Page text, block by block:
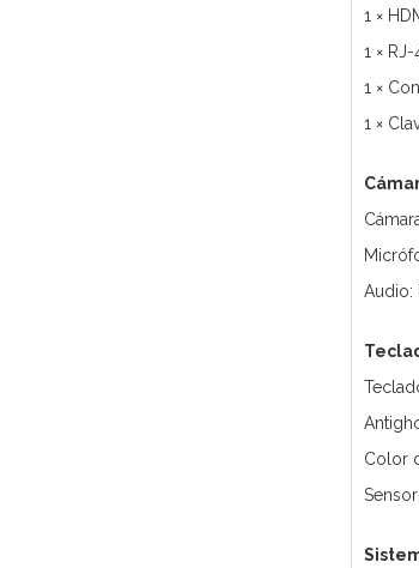
1 ×
1 × RJ-
1 ×
1 ×
Audio:
Color